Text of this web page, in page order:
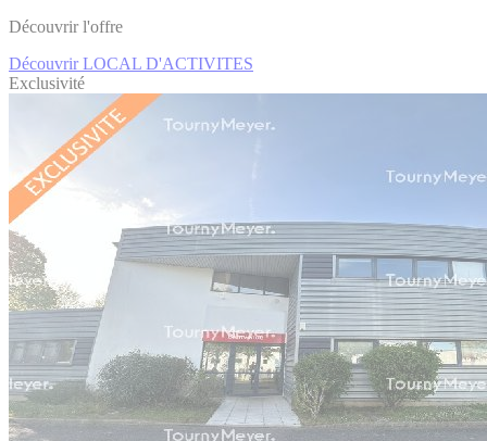
Découvrir l'offre
Découvrir LOCAL D'ACTIVITES
Exclusivité